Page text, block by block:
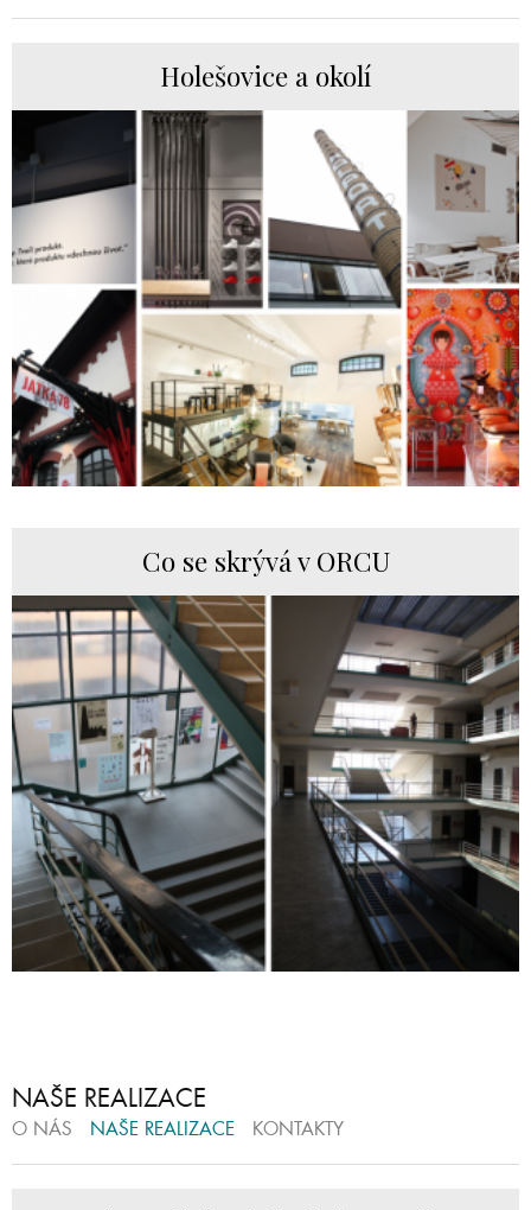
Holešovice a okolí
Co se skrývá v ORCU
NAŠE REALIZACE
O NÁS NAŠE REALIZACE KONTAKTY